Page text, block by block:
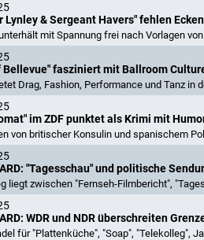
Lynley & Sergeant Havers" fehlen
mit Spannung frei nach Vorlagen
Bellevue" fasziniert mit Ballroom
Drag, Fashion, Performance und Tanz in
im ZDF punktet als Krimi mit
von britischer Konsulin und spanischem
"Tagesschau" und politische
liegt zwischen "Fernseh-Filmbericht",
WDR und NDR überschreiten
für "Plattenküche", "Soap", "Telekolleg",